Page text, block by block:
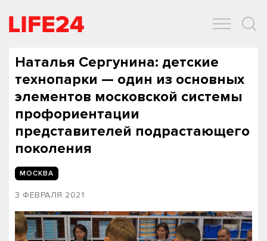
Наталья Сергунина: детские
технопарки — один из основных
элементов московской системы
профориентации
представителей подрастающего
поколения
МОСКВА
3 ФЕВРАЛЯ 2021